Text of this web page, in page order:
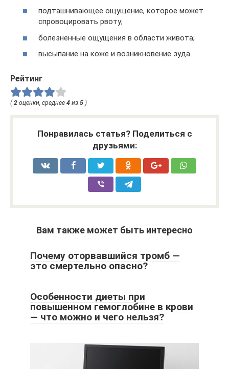
подташнивающее ощущение, которое может
спровоцировать рвоту;
болезненные ощущения в области живота;
высыпание на коже и возникновение зуда.
Рейтинг
(2 оценки, среднее 4 из 5 )
Понравилась статья? Поделиться с
друзьями:
Вам также может быть интересно
Почему оторвавшийся тромб —
это смертельно опасно?
Особенности диеты при
повышенном гемоглобине в крови
— что можно и чего нельзя?